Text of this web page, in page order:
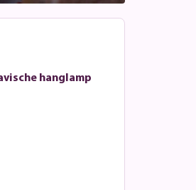
hanglamp